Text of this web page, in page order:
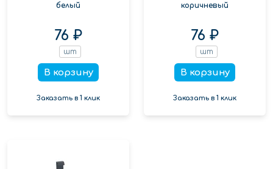
белый
76 ₽
шт
В корзину
Заказать в 1 клик
коричневый
76 ₽
шт
В корзину
Заказать в 1 клик